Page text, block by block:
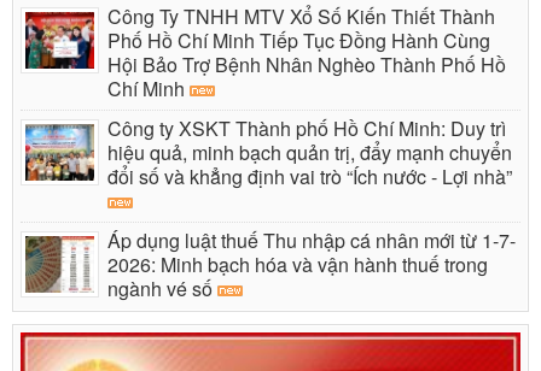
Công Ty TNHH MTV Xổ Số Kiến Thiết Thành
Phố Hồ Chí Minh Tiếp Tục Đồng Hành Cùng
Hội Bảo Trợ Bệnh Nhân Nghèo Thành Phố Hồ
Chí Minh
Công ty XSKT Thành phố Hồ Chí Minh: Duy trì
hiệu quả, minh bạch quản trị, đẩy mạnh chuyển
đổi số và khẳng định vai trò “Ích nước - Lợi nhà”
Áp dụng luật thuế Thu nhập cá nhân mới từ 1-7-
2026: Minh bạch hóa và vận hành thuế trong
ngành vé số